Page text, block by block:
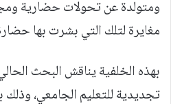
ومتولدة عن تحولات حضارية
مغايرة لتلك التي بشرت بها
بهذه الخلفية يناقش البحث
تجديدية للتعليم الجامعي،